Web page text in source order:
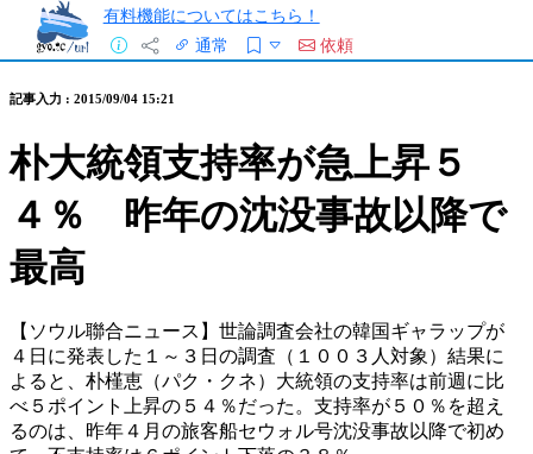
有料機能についてはこちら！
通常
依頼